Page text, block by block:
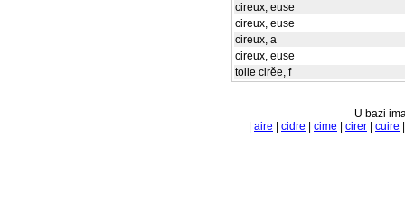
cireux, euse
cireux, euse
cireux, a
cireux, euse
toile cirěe, f
U bazi
aire cidre cime cirer cuire